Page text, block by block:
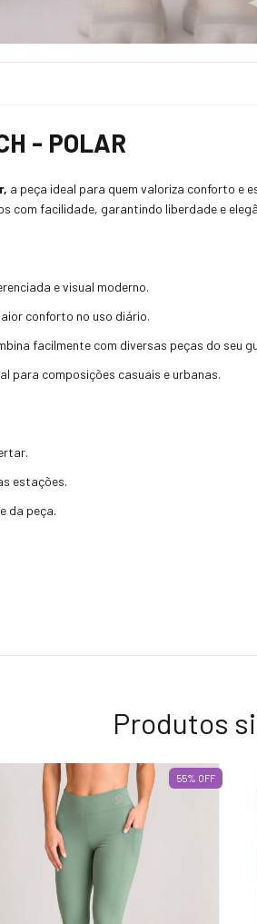
- POLAR
a peça ideal para quem valoriza conforto e
com facilidade, garantindo liberdade e
e visual moderno.
conforto no uso diário.
facilmente com diversas peças do seu
para composições casuais e urbanas.
estações.
da peça.
Produtos
55% OFF